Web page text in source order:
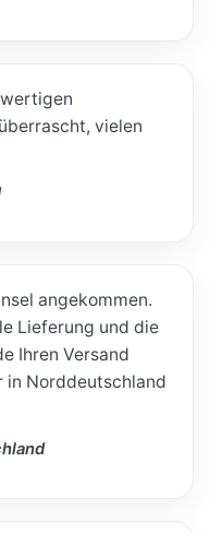
vielen
angekommen.
Lieferung und die
Ihren Versand
in Norddeutschland